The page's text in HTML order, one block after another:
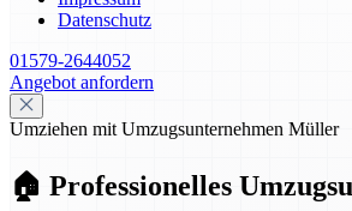
Datenschutz
01579-2644052
Angebot anfordern
Umziehen mit Umzugsunternehmen Müller
🏠 Professionelles